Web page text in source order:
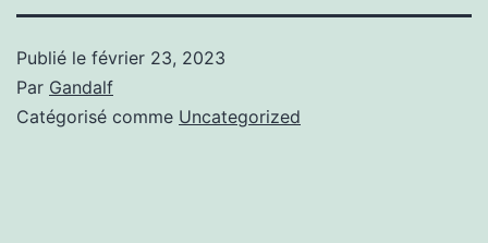
Publié le février 23, 2023
Par Gandalf
Catégorisé comme Uncategorized